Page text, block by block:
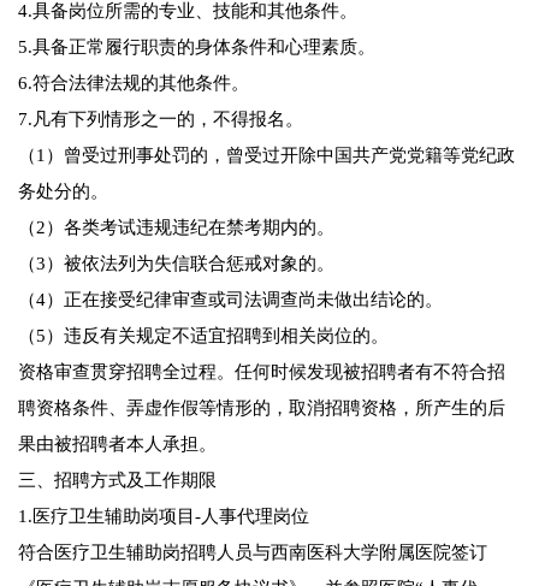
4.具备岗位所需的专业、技能和其他条件。
5.具备正常履行职责的身体条件和心理素质。
6.符合法律法规的其他条件。
7.凡有下列情形之一的，不得报名。
（1）曾受过刑事处罚的，曾受过开除中国共产党党籍等党纪政
务处分的。
（2）各类考试违规违纪在禁考期内的。
（3）被依法列为失信联合惩戒对象的。
（4）正在接受纪律审查或司法调查尚未做出结论的。
（5）违反有关规定不适宜招聘到相关岗位的。
资格审查贯穿招聘全过程。任何时候发现被招聘者有不符合招
聘资格条件、弄虚作假等情形的，取消招聘资格，所产生的后
果由被招聘者本人承担。
三、招聘方式及工作期限
1.医疗卫生辅助岗项目-人事代理岗位
符合医疗卫生辅助岗招聘人员与西南医科大学附属医院签订